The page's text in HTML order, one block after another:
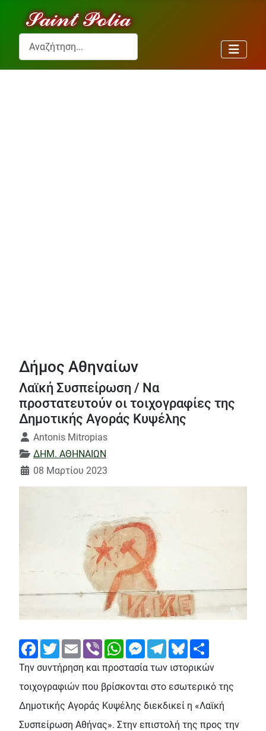
Αναζήτηση...
Δήμος Αθηναίων
Λαϊκή Συσπείρωση / Να
προστατευτούν οι τοιχογραφίες της
Δημοτικής Αγοράς Κυψέλης
Λεπτομέρειες
Antonis Mitropias
ΔΗΜ. ΑΘΗΝΑΙΩΝ
08 Μαρτίου 2023
FacebookTwitterEmail Viber WhatsAppMessengerTelegramBluesky
Την συντήρηση και προστασία των ιστορικών
τοιχογραφιών που βρίσκονται στο εσωτερικό της
Δημοτικής Αγοράς Κυψέλης διεκδικεί η «Λαϊκή
Συσπείρωση Αθήνας». Στην επιστολή της προς την